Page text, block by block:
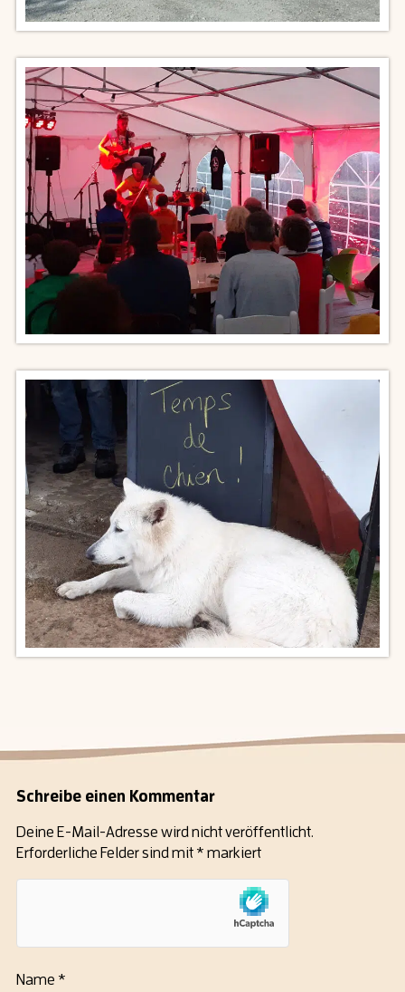
Schreibe einen Kommentar
Deine E-Mail-Adresse wird nicht veröffentlicht.
Erforderliche Felder sind mit * markiert
Name *